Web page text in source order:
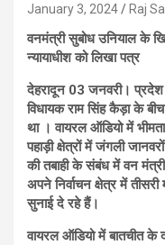
January 3, 2024 Raj
वनमंत्री सुबोध उनियाल के
न्यायाधीश को लिखा पत्र
देहरादून 03 जनवरी।
विधायक राम सिंह कैड़ा के
था । वायरल ऑडियो में
पहाड़ी क्षेत्रों में जंगली
की तबाही के संबंध में वन
अपने निर्वाचन क्षेत्र में
सुनाई दे रहे हैं।
वायरल ऑडियो में बातचीत के